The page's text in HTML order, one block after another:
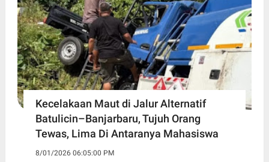
Kecelakaan Maut di Jalur Alternatif
Batulicin–Banjarbaru, Tujuh Orang
Tewas, Lima Di Antaranya Mahasiswa
8/01/2026 06:05:00 PM